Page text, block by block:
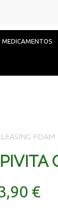
MEDICAMENTOS
FOAM
€